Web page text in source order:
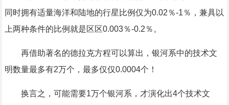
同时拥有适量海洋和陆地的行星比例仅为0.02％-1％，兼具以
上两种条件的比例就是区区0.003％-0.2％。
再借助著名的德拉克方程可以算出，银河系中的技术文
明数量最多有2万个，最多仅仅0.0004个！
换言之，可能需要1万个银河系，才演化出4个技术文